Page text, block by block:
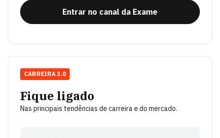
Entrar no canal da Exame
Fique ligado
Nas principais tendências de carreira e do mercado.
CARREIRA 3.0